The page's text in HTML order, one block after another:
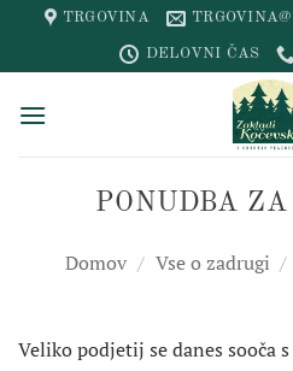
content
TRGOVINA
DELOVNI ČAS
PONUDBA
Domov / Vse o zadrugi /
Veliko podjetij se danes sooča